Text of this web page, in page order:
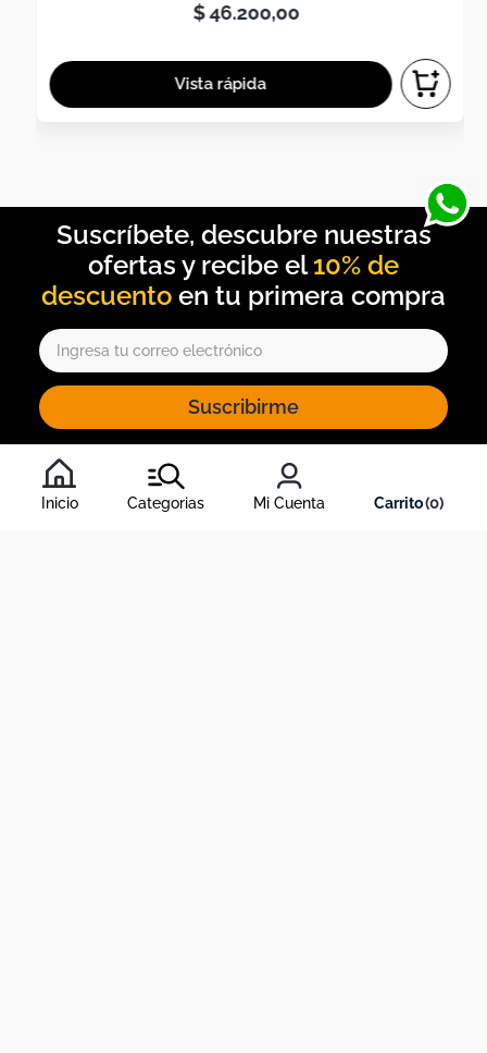
Inicio Categorias Mi Cuenta 0
$46.200,00
10% de
descuento
Suscribirme
Al inscribirte al newsletter, aceptas nuestros
condiciones
, y nuestrapolítica de tratamiento de información